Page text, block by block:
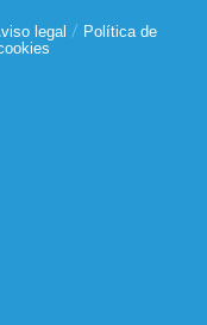
legal / Política de